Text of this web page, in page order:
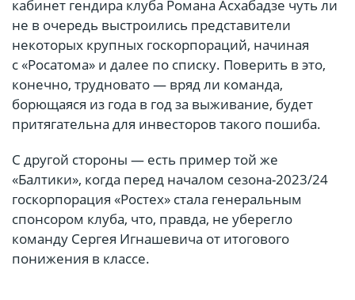
кабинет гендира клуба Романа Асхабадзе чуть ли
не в очередь выстроились представители
некоторых крупных госкорпораций, начиная
с «Росатома» и далее по списку. Поверить в это,
конечно, трудновато — вряд ли команда,
борющаяся из года в год за выживание, будет
притягательна для инвесторов такого пошиба.
С другой стороны — есть пример той же
«Балтики», когда перед началом сезона-2023/24
госкорпорация «Ростех» стала генеральным
спонсором клуба, что, правда, не уберегло
команду Сергея Игнашевича от итогового
понижения в классе.